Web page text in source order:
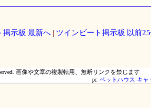
掲示板 最新へ| ツインビート掲示板 以前
画像や文章の複製転用、無断リンクを禁じます
pr. ペットハウス キャ